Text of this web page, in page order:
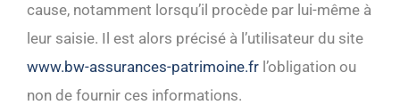
cause, notamment lorsqu’il procède par lui-même à
leur saisie. Il est alors précisé à l’utilisateur du site
www.bw-assurances-patrimoine.fr l’obligation ou
non de fournir ces informations.